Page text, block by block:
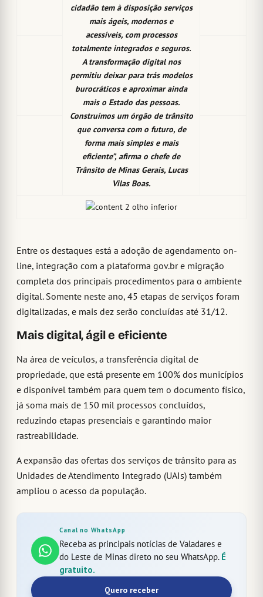
cidadão tem à disposição serviços
mais ágeis, modernos e
acessíveis, com processos
totalmente integrados e seguros.
A transformação digital nos
permitiu deixar para trás modelos
burocráticos e aproximar ainda
mais o Estado das pessoas.
Construímos um órgão de trânsito
que conversa com o futuro, de
forma mais simples e mais
eficiente”, afirma o chefe de
Trânsito de Minas Gerais, Lucas
Vilas Boas.
Entre os destaques está a adoção de agendamento on-
line, integração com a plataforma gov.br e migração
completa dos principais procedimentos para o ambiente
digital. Somente neste ano, 45 etapas de serviços foram
digitalizadas, e mais dez serão concluídas até 31/12.
Mais digital, ágil e eficiente
Na área de veículos, a transferência digital de
propriedade, que está presente em 100% dos municípios
e disponível também para quem tem o documento físico,
já soma mais de 150 mil processos concluídos,
reduzindo etapas presenciais e garantindo maior
rastreabilidade.
A expansão das ofertas dos serviços de trânsito para as
Unidades de Atendimento Integrado (UAIs) também
ampliou o acesso da população.
Canal no WhatsApp
Receba as principais notícias de Valadares e
do Leste de Minas direto no seu WhatsApp. É
gratuito.
Quero receber